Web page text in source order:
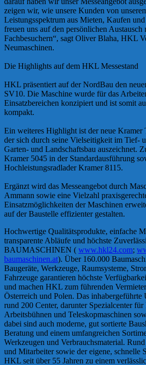
zeigen wir, wie unsere Kunden von
Leistungsspektrum aus Mieten, Kaufen
freuen uns auf den persönlichen
Fachbesuchern“, sagt Oliver Blaha, HKL
Neumaschinen.
Die Highlights auf dem HKL Messestand
HKL präsentiert auf der NordBau den
SV10. Die Maschine wurde für das
Einsatzbereichen konzipiert und ist somit
kompakt.
Ein weiteres Highlight ist der neue Kramer
der sich durch seine Vielseitigkeit im Tief-
Garten- und Landschaftsbau auszeichnet.
Kramer 5045 in der Standardausführung
Hochleistungsradlader Kramer 8115.
Ergänzt wird das Messeangebot durch
Ammann sowie eine Vielzahl
Einsatzmöglichkeiten der Maschinen
auf der Baustelle effizienter gestalten.
Hochwertige Qualitätsprodukte, einfache
transparente Abläufe und höchste
BAUMASCHINEN ( www.hkl24.com;
baumaschinen.at). Über 160.000
Baugeräte, Werkzeuge, Raumsysteme,
Fahrzeuge garantieren höchste
und machen HKL zum führenden
Österreich und Polen. Das inhabergeführte
rund 200 Center, darunter Spezialcenter für
Arbeitsbühnen und Teleskopmaschinen
dabei sind auch moderne, gut sortierte
Beratung und einem umfangreichen
Werkzeugen und Verbrauchsmaterial.
und Mitarbeiter sowie der eigene, schnelle
HKL seit über 55 Jahren zu einem